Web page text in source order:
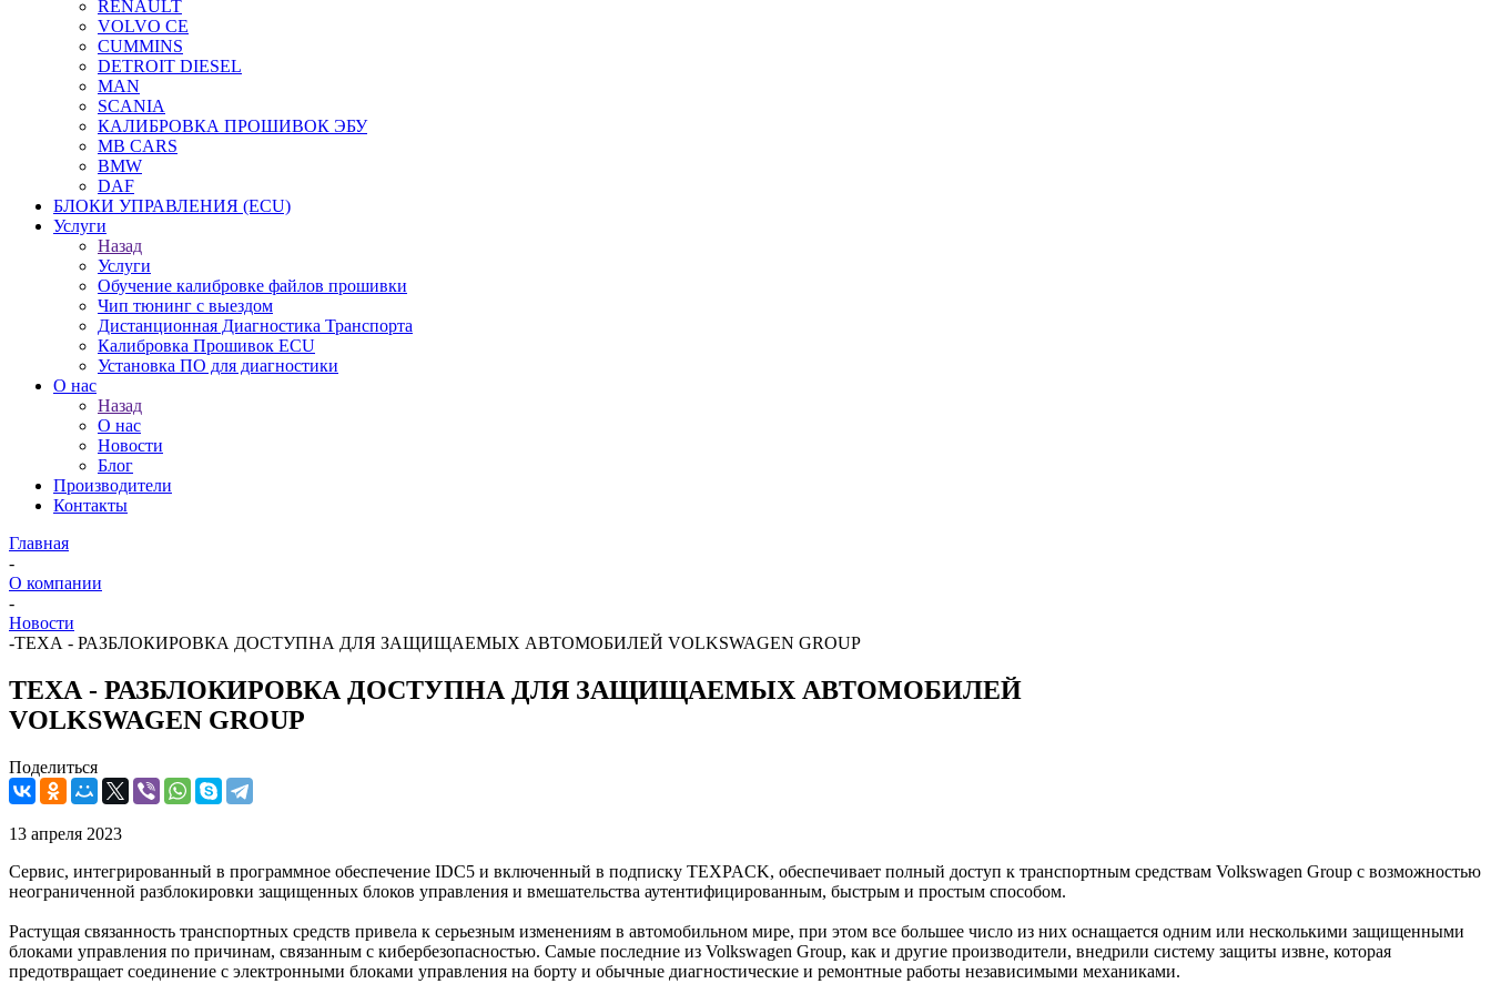
RENAULT
VOLVO CE
CUMMINS
DETROIT DIESEL
MAN
SCANIA
КАЛИБРОВКА ПРОШИВОК ЭБУ
MB CARS
BMW
DAF
БЛОКИ УПРАВЛЕНИЯ (ECU)
Услуги
Назад
Услуги
Обучение калибровке файлов прошивки
Чип тюнинг с выездом
Дистанционная Диагностика Транспорта
Калибровка Прошивок ECU
Установка ПО для диагностики
О нас
Назад
О нас
Новости
Блог
Производители
Контакты
Главная
-
О компании
-
Новости
-ТЕХА - РАЗБЛОКИРОВКА ДОСТУПНА ДЛЯ ЗАЩИЩАЕМЫХ АВТОМОБИЛЕЙ VOLKSWAGEN GROUP
ТЕХА - РАЗБЛОКИРОВКА ДОСТУПНА ДЛЯ ЗАЩИЩАЕМЫХ АВТОМОБИЛЕЙ
VOLKSWAGEN GROUP
Поделиться
13 апреля 2023
Сервис, интегрированный в программное обеспечение IDC5 и включенный в подписку TEXPACK, обеспечивает полный доступ к транспортным средствам Volkswagen Group с возможностью
неограниченной разблокировки защищенных блоков управления и вмешательства аутентифицированным, быстрым и простым способом.
Растущая связанность транспортных средств привела к серьезным изменениям в автомобильном мире, при этом все большее число из них оснащается одним или несколькими защищенными
блоками управления по причинам, связанным с кибербезопасностью. Самые последние из Volkswagen Group, как и другие производители, внедрили систему защиты извне, которая
предотвращает соединение с электронными блоками управления на борту и обычные диагностические и ремонтные работы независимыми механиками.